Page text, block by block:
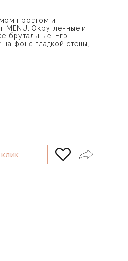
простом и
MENU. Округленные и
брутальные. Его
фоне гладкой стены,
КЛИК